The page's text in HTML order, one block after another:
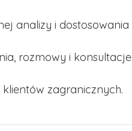
analizy i dostosowania
rozmowy i konsultacje
zagranicznych.